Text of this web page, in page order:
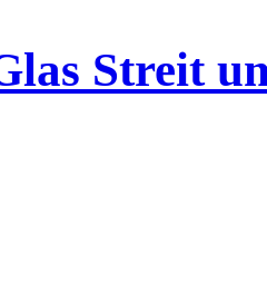
Streit